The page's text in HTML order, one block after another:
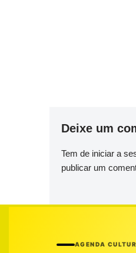
Deixe um
Tem de iniciar a
publicar um
AGENDA